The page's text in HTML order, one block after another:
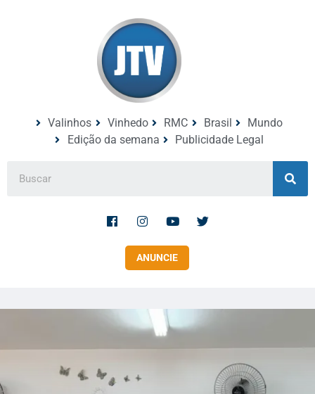
Valinhos Vinhedo RMC Brasil
Mundo
Edição da semana
Publicidade Legal
ANUNCIE